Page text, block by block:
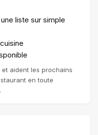
liste sur simple
et aident les prochains
en toute